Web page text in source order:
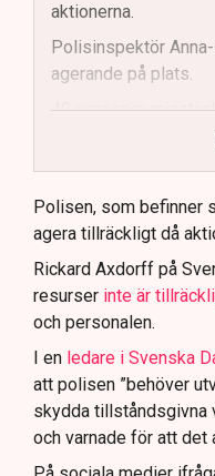
aktionerna.
Polisinspektör
agerande på plats.
40 personer
brottsmisstankar
Polisen använder
för att dokumentera
Samtidigt är
att navigera
Polisen, som befinner
agera tillräckligt då
Rickard Axdorff på
resurser inte är
och personalen.
I en ledare i Svenska
att polisen ”behöver
skydda tillståndsgivna
och varnade för att det